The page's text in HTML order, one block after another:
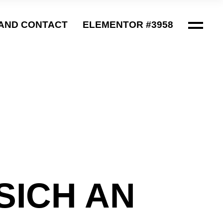
CONTACT ELEMENTOR #3958
AN